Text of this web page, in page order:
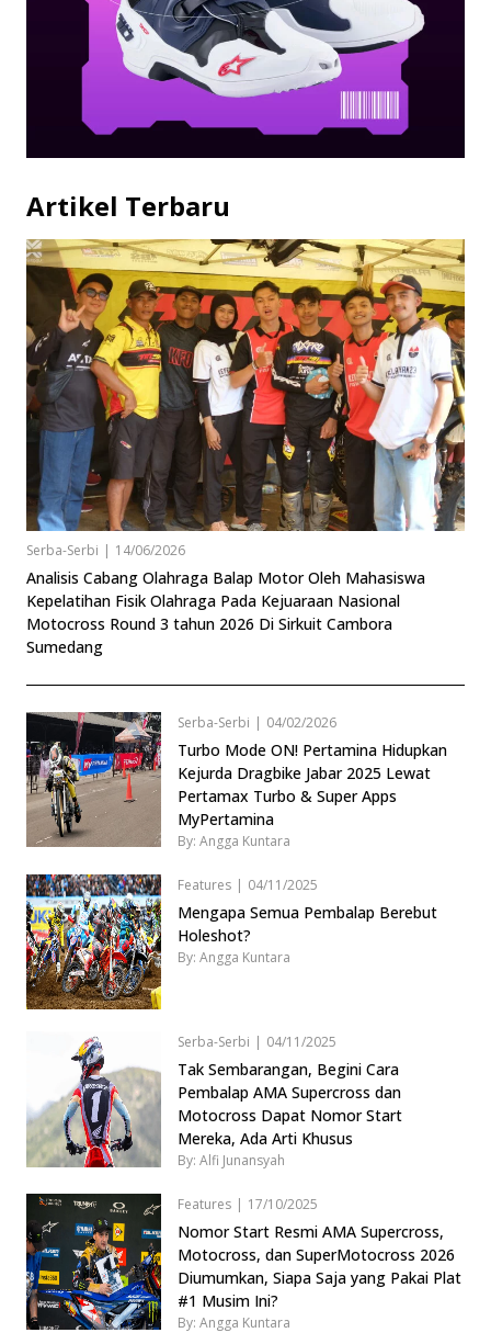
Artikel Terbaru
Serba-Serbi | 14/06/2026
Analisis Cabang Olahraga Balap Motor Oleh Mahasiswa
Kepelatihan Fisik Olahraga Pada Kejuaraan Nasional
Motocross Round 3 tahun 2026 Di Sirkuit Cambora
Sumedang
Serba-Serbi | 04/02/2026
Turbo Mode ON! Pertamina Hidupkan
Kejurda Dragbike Jabar 2025 Lewat
Pertamax Turbo & Super Apps
MyPertamina
By: Angga Kuntara
Features | 04/11/2025
Mengapa Semua Pembalap Berebut
Holeshot?
By: Angga Kuntara
Serba-Serbi | 04/11/2025
Tak Sembarangan, Begini Cara
Pembalap AMA Supercross dan
Motocross Dapat Nomor Start
Mereka, Ada Arti Khusus
By: Alfi Junansyah
Features | 17/10/2025
Nomor Start Resmi AMA Supercross,
Motocross, dan SuperMotocross 2026
Diumumkan, Siapa Saja yang Pakai Plat
#1 Musim Ini?
By: Angga Kuntara